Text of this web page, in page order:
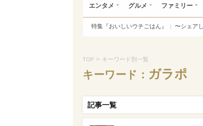
エンタメ グルメ ファミリー
特集『おいしいウチごはん』 〜シェア
TOP > キーワード別一覧
キーワード： ガラポ
記事一覧